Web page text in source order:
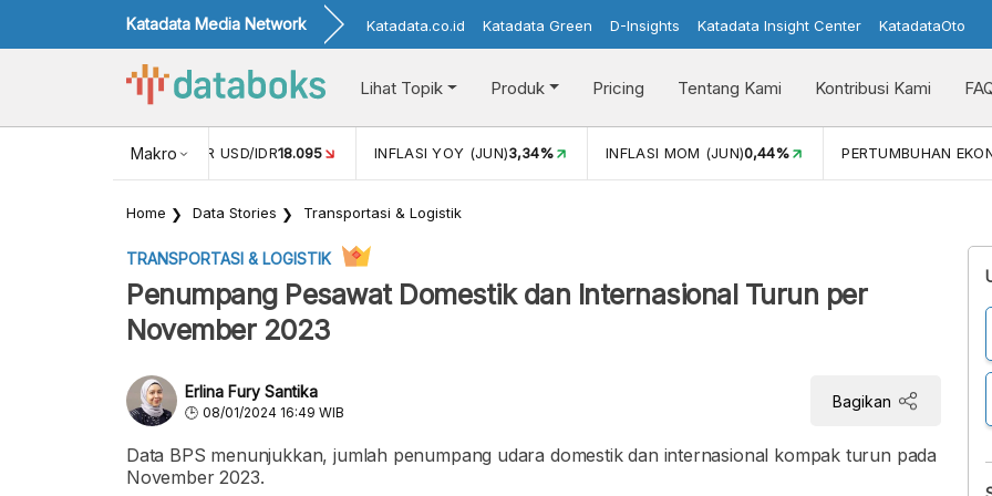
Katadata Media Network Katadata.co.id Katadata Green D-Insights Katadata Insight Center KatadataOto
Lihat Topik Produk Pricing Tentang Kami Kontribusi Kami
Makro
NILAI TUKAR USD/IDR18.095 INFLASI YOY (JUN)3,34% INFLASI MOM (JUN)0,44% PERTUMBUHAN
Home Data Stories Transportasi & Logistik
TRANSPORTASI & LOGISTIK
Penumpang Pesawat Domestik dan Internasional Turun per
November 2023
Erlina Fury Santika
08/01/2024 16:49 WIB
Bagikan
Data BPS menunjukkan, jumlah penumpang udara domestik dan internasional kompak turun pada
November 2023.